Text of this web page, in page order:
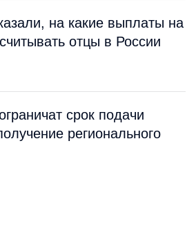
на какие выплаты на
отцы в России
срок подачи
регионального